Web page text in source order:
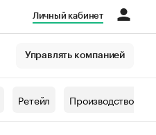
Личный кабинет
Управлять компанией
Ретейл Производство